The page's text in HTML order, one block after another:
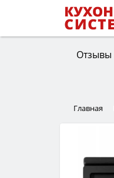
Отзывы
Главная